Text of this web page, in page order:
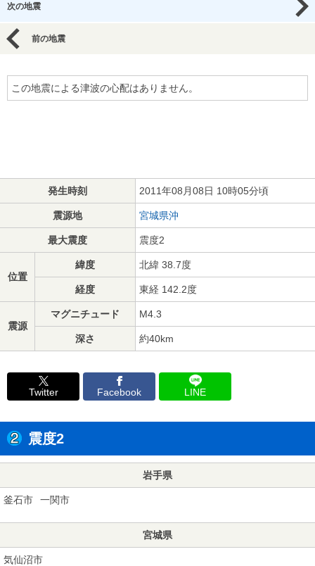
次の地震
前の地震
この地震による津波の心配はありません。
発生時刻 2011年08月08日 10時05分頃
震源地 宮城県沖
最大震度 震度2
位置
緯度 北緯 38.7度
経度 東経 142.2度
震源
マグニチュード M4.3
深さ 約40km
Twitter Facebook LINE
震度2
岩手県
釜石市 一関市
宮城県
気仙沼市